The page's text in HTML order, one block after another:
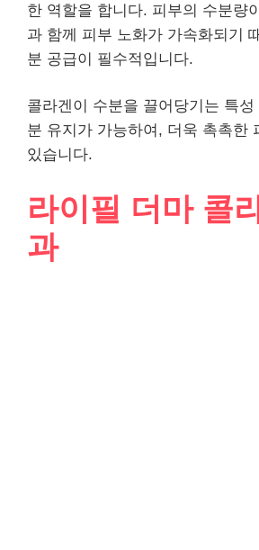
한 역할을 합니다. 피부의 수분량
과 함께 피부 노화가 가속화되기
분 공급이 필수적입니다.
콜라겐이 수분을 끌어당기는 특
분 유지가 가능하여, 더욱 촉촉한
있습니다.
라이필 더마 콜
과